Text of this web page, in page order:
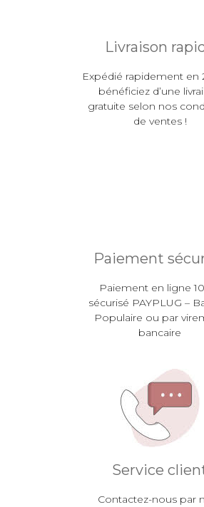
Livraison
Expédié rapidement en
bénéficiez d’une
gratuite selon nos
de ventes !
Paiement
Paiement en ligne
sécurisé PAYPLUG –
Populaire ou par
bancaire
Service
Contactez-nous par